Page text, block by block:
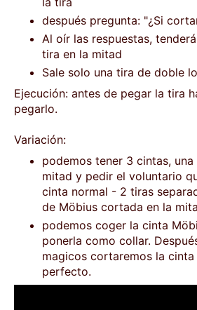
después pregunta: "¿Si
Al oír las respuestas,
tira en la mitad
Sale solo una tira de doble
Ejecución: antes de pegar la tira
pegarlo.
Variación:
podemos tener 3 cintas,
mitad y pedir el voluntario
cinta normal - 2 tiras
de Möbius cortada en la
podemos coger la cinta
ponerla como collar.
magicos cortaremos la
perfecto.